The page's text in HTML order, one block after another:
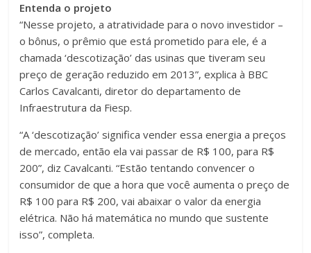
Entenda o projeto
“Nesse projeto, a atratividade para o novo investidor –
o bônus, o prêmio que está prometido para ele, é a
chamada ‘descotização’ das usinas que tiveram seu
preço de geração reduzido em 2013”, explica à BBC
Carlos Cavalcanti, diretor do departamento de
Infraestrutura da Fiesp.
“A ‘descotização’ significa vender essa energia a preços
de mercado, então ela vai passar de R$ 100, para R$
200”, diz Cavalcanti. “Estão tentando convencer o
consumidor de que a hora que você aumenta o preço de
R$ 100 para R$ 200, vai abaixar o valor da energia
elétrica. Não há matemática no mundo que sustente
isso”, completa.